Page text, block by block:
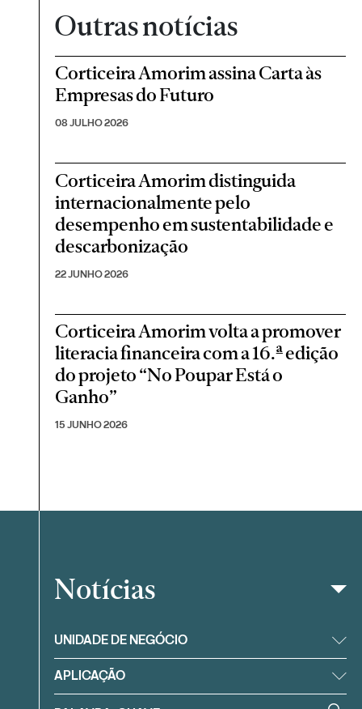
Outras notícias
Corticeira Amorim assina Carta às
Empresas do Futuro
08 JULHO 2026
Corticeira Amorim distinguida
internacionalmente pelo
desempenho em sustentabilidade e
descarbonização
22 JUNHO 2026
Corticeira Amorim volta a promover
literacia financeira com a 16.ª edição
do projeto “No Poupar Está o
Ganho”
15 JUNHO 2026
Filtrar
Notícias
UNIDADE DE NEGÓCIO
APLICAÇÃO